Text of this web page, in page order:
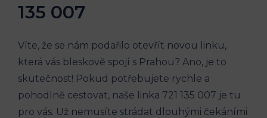
135 ‍007
Víte, že ⁢se nám podařilo otevřít novou linku,
která vás bleskově spojí s Prahou? ​Ano, je⁢ to‌
skutečnost! Pokud potřebujete‍ rychle a⁢
pohodlně ​cestovat, naše linka ⁣721‍ 135 007 je​ tu
pro vás. ​Už nemusíte strádat dlouhými ⁣čekáními